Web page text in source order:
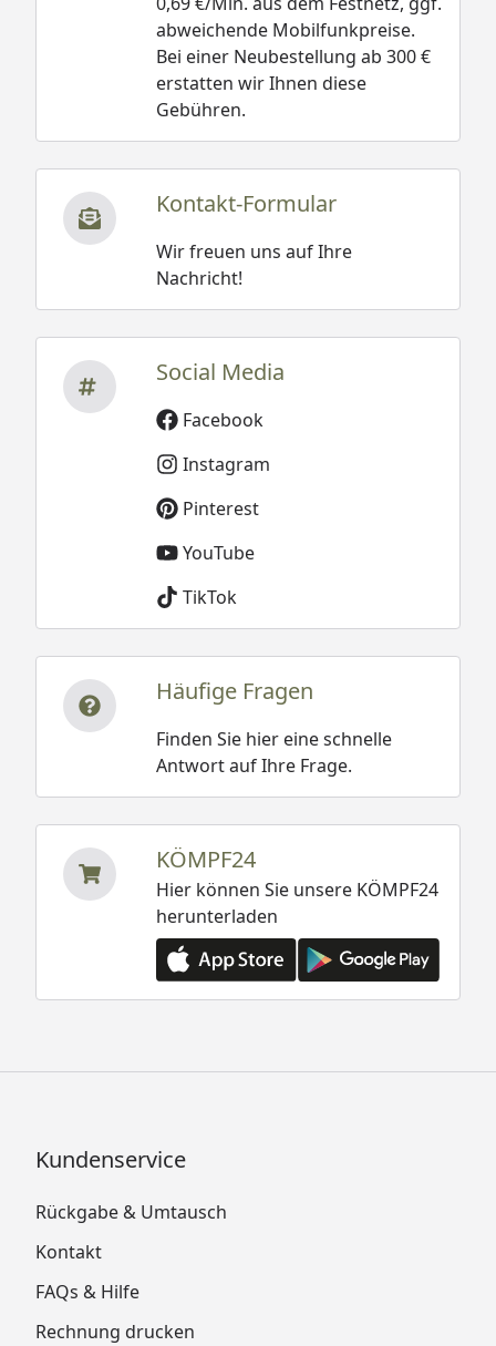
abweichende Mobilfunkpreise.
Bei einer Neubestellung ab 300 €
erstatten wir Ihnen diese
Gebühren.
Kontakt-Formular
Wir freuen uns auf Ihre
Nachricht!
Social Media
Facebook
Instagram
Pinterest
YouTube
TikTok
Häufige Fragen
Finden Sie hier eine schnelle
Antwort auf Ihre Frage.
KÖMPF24
Hier können Sie unsere KÖMPF24
herunterladen
Kundenservice
Rückgabe & Umtausch
Kontakt
FAQs & Hilfe
Rechnung drucken